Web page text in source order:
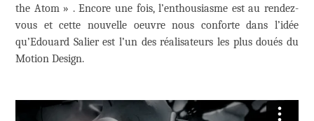
the Atom » . Encore une fois, l’enthousiasme est au rendez-
vous et cette nouvelle oeuvre nous conforte dans l’idée
qu’Edouard Salier est l’un des réalisateurs les plus doués du
Motion Design.